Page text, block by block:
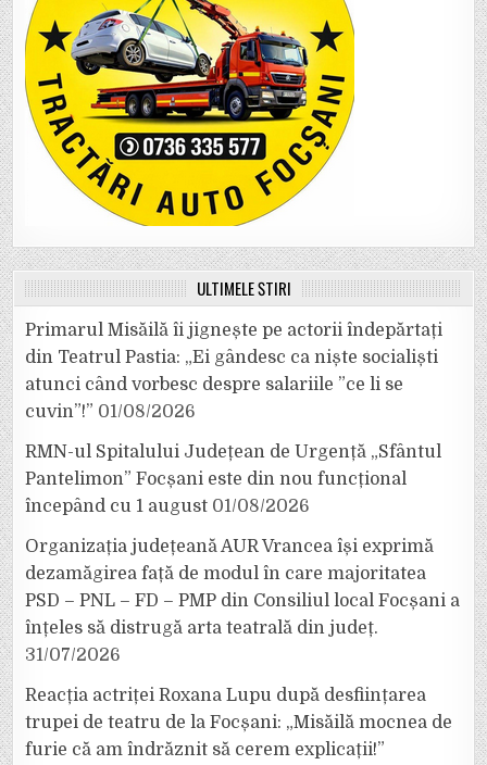
ULTIMELE ȘTIRI
Primarul Misăilă îi jignește pe actorii îndepărtați
din Teatrul Pastia: „Ei gândesc ca niște socialiști
atunci când vorbesc despre salariile ”ce li se
cuvin”!” 01/08/2026
RMN-ul Spitalului Județean de Urgență „Sfântul
Pantelimon” Focșani este din nou funcțional
începând cu 1 august 01/08/2026
Organizația județeană AUR Vrancea își exprimă
dezamăgirea față de modul în care majoritatea
PSD – PNL – FD – PMP din Consiliul local Focșani a
înțeles să distrugă arta teatrală din județ.
31/07/2026
Reacția actriței Roxana Lupu după desființarea
trupei de teatru de la Focșani: „Misăilă mocnea de
furie că am îndrăznit să cerem explicații!”